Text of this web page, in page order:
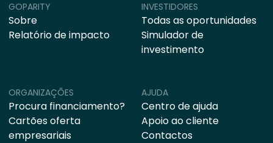
ORGANIZAÇÕES
Procura financiamento?
Cartões oferta
empresariais
AJUDA
Centro de ajuda
Apoio ao cliente
Contactos
GOPARITY
Sobre
Relatório de impacto
INVESTIDORES
Todas as oportunidades
Simulador de
investimento